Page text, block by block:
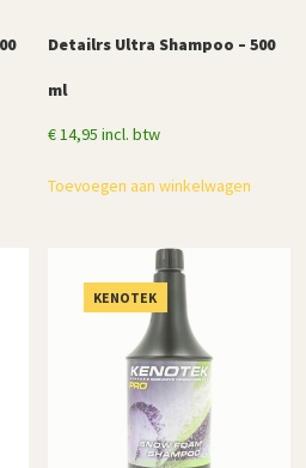
Detailrs Ultra Shampoo – 500
ml
€ 14,95 incl. btw
Toevoegen aan winkelwagen
KENOTEK